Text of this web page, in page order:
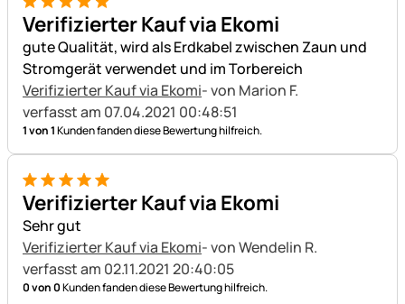
5 von 5
Verifizierter Kauf via Ekomi
gute Qualität, wird als Erdkabel zwischen Zaun und
Stromgerät verwendet und im Torbereich
Verifizierter Kauf via Ekomi- von Marion F.
verfasst am 07.04.2021 00:48:51
1 von 1Kunden fanden diese Bewertung hilfreich.
5 von 5
Verifizierter Kauf via Ekomi
Sehr gut
Verifizierter Kauf via Ekomi- von Wendelin R.
verfasst am 02.11.2021 20:40:05
0 von 0Kunden fanden diese Bewertung hilfreich.